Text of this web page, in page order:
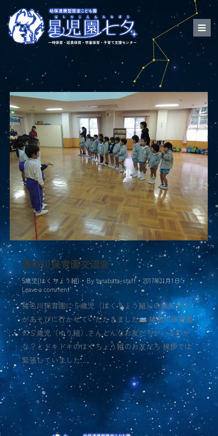
猪名川保育園交流会
5歳児(はくちょう組) By tanabata-staff
2017年11月1日
Leave a comment
猪名川保育園に５歳児（はくちょう組）のお友だち
があそびに行かせていだたきました
猪名川保育園
の５歳児（ゆり組）さんどんなお友だちがいるのか
な？とドキドキのはくちょう組のお友だち 挨拶では
緊張していました…